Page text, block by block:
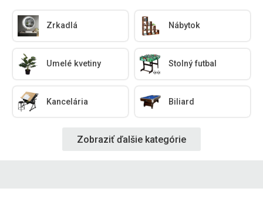
Zrkadlá Nábytok
Umelé kvetiny Stolný futbal
Kancelária Biliard
Zobraziť ďalšie kategórie